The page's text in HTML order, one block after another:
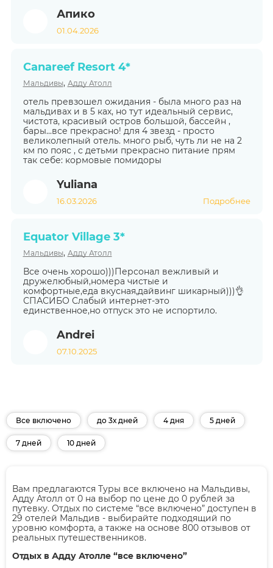
Апико
01.04.2026
Canareef Resort 4*
Мальдивы, Адду Атолл
отель превзошел ожидания - была много раз на
мальдивах и в 5 ках, но тут идеальный сервис,
чистота, красивый остров большой, бассейн ,
бары...все прекрасно! для 4 звезд - просто
великолепный отель. много рыб, чуть ли не на 2
км по пояс , с детьми прекрасно питание прям
так себе: кормовые помидоры
Yuliana
16.03.2026 Подробнее
Equator Village 3*
Мальдивы, Адду Атолл
Все очень хорошо)))Персонал вежливый и
дружелюбный,номера чистые и
комфортные,еда вкусная,дайвинг шикарный)))👌
СПАСИБО Слабый интернет-это
единственное,но отпуск это не испортило.
Andrei
07.10.2025
Все включено до 3х дней 4 дня 5 дней
7 дней 10 дней
Вам предлагаются Туры все включено на Мальдивы,
Адду Атолл от 0 на выбор по цене до 0 рублей за
путевку. Отдых по системе “все включено” доступен в
29 отелей Мальдив - выбирайте подходящий по
уровню комфорта, а также на основе 800 отзывов от
реальных путешественников.
Отдых в Адду Атолле “все включено”